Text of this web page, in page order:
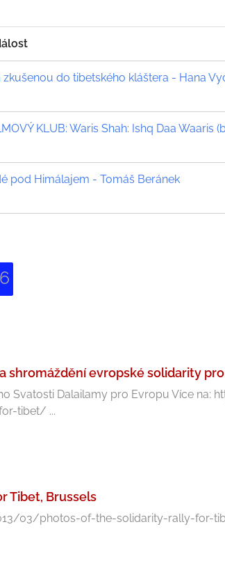
zkušenou do tibetského kláštera - Hana
KLUB: Waris Shah: Ishq Daa Waaris
pod Himálajem - Tomáš Beránek
shromáždění evropské solidarity pro
Svatosti Dalailamy pro Evropu Více
tibet/ ...
Tibet, Brussels
03/photos-of-the-solidarity-rally-for-